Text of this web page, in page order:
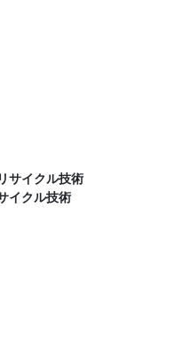
イクル技術
クル技術